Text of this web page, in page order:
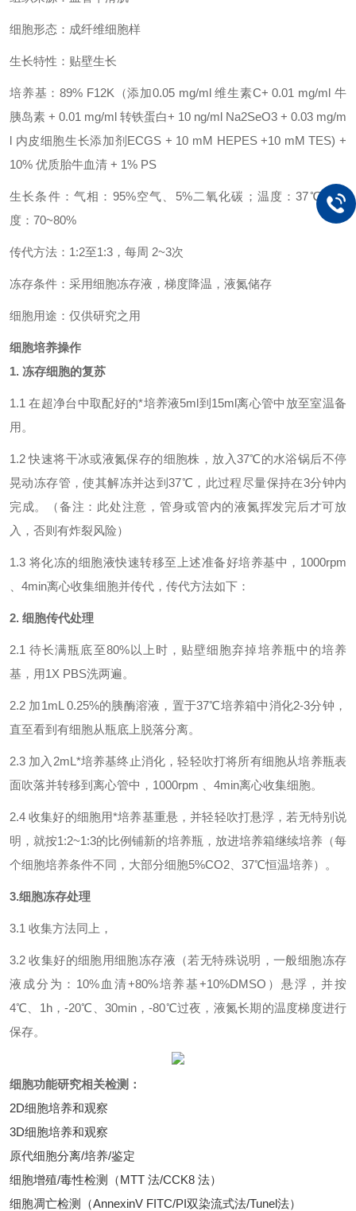
细胞形态：成纤维细胞样
生长特性：贴壁生长
培养基：89% F12K（添加0.05 mg/ml 维生素C+ 0.01 mg/ml 牛
胰岛素 + 0.01 mg/ml 转铁蛋白+ 10 ng/ml Na2SeO3 + 0.03 mg/m
l 内皮细胞生长添加剂ECGS + 10 mM HEPES +10 mM TES) +
10% 优质胎牛血清 + 1% PS
生长条件：气相：95%空气、5%二氧化碳；温度：37℃；湿
度：70~80%
传代方法：1:2至1:3，每周 2~3次
冻存条件：采用细胞冻存液，梯度降温，液氮储存
细胞用途：仅供研究之用
细胞培养操作
1. 冻存细胞的复苏
1.1 在超净台中取配好的*培养液5ml到15ml离心管中放至室温备
用。
1.2 快速将干冰或液氮保存的细胞株，放入37℃的水浴锅后不停
晃动冻存管，使其解冻并达到37℃，此过程尽量保持在3分钟内
完成。（备注：此处注意，管身或管内的液氮挥发完后才可放
入，否则有炸裂风险）
1.3 将化冻的细胞液快速转移至上述准备好培养基中，1000rpm
、4min离心收集细胞并传代，传代方法如下：
2. 细胞传代处理
2.1 待长满瓶底至80%以上时，贴壁细胞弃掉培养瓶中的培养
基，用1X PBS洗两遍。
2.2 加1mL 0.25%的胰酶溶液，置于37℃培养箱中消化2-3分钟，
直至看到有细胞从瓶底上脱落分离。
2.3 加入2mL*培养基终止消化，轻轻吹打将所有细胞从培养瓶表
面吹落并转移到离心管中，1000rpm 、4min离心收集细胞。
2.4 收集好的细胞用*培养基重悬，并轻轻吹打悬浮，若无特别说
明，就按1:2~1:3的比例铺新的培养瓶，放进培养箱继续培养（每
个细胞培养条件不同，大部分细胞5%CO2、37℃恒温培养）。
3.细胞冻存处理
3.1 收集方法同上，
3.2 收集好的细胞用细胞冻存液（若无特殊说明，一般细胞冻存
液成分为：10%血清+80%培养基+10%DMSO）悬浮，并按
4℃、1h，-20℃、30min，-80℃过夜，液氮长期的温度梯度进行
保存。
细胞功能研究相关检测：
2D细胞培养和观察
3D细胞培养和观察
原代细胞分离/培养/鉴定
细胞增殖/毒性检测（MTT 法/CCK8 法）
细胞凋亡检测（AnnexinV FITC/PI双染流式法/Tunel法）